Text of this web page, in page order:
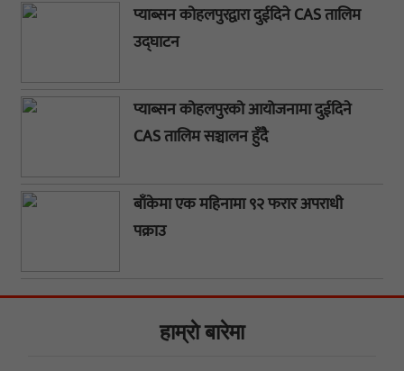
प्याब्सन कोहलपुरद्वारा दुईदिने CAS तालिम
उद्घाटन
प्याब्सन कोहलपुरको आयोजनामा दुईदिने
CAS तालिम सञ्चालन हुँदै
बाँकेमा एक महिनामा ९२ फरार अपराधी
पक्राउ
हाम्राे बारेमा